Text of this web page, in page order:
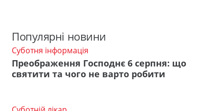
Популярні новини
Суботня інформація
Преображення Господнє 6 серпня: що
святити та чого не варто робити